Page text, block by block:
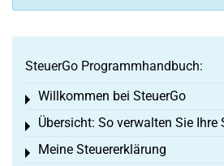
SteuerGo Programmhandbuch:
Willkommen bei SteuerGo
Toggle menu
Übersicht: So verwalten Sie Ihre
Toggle menu
Meine Steuererklärung
Toggle menu